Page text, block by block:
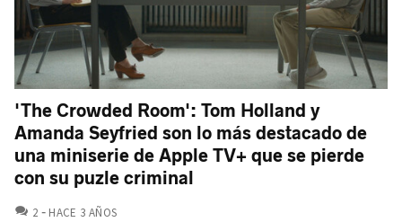
'The Crowded Room': Tom Holland y
Amanda Seyfried son lo más destacado de
una miniserie de Apple TV+ que se pierde
con su puzle criminal
2 COMENTARIOS
HACE 3 AÑOS